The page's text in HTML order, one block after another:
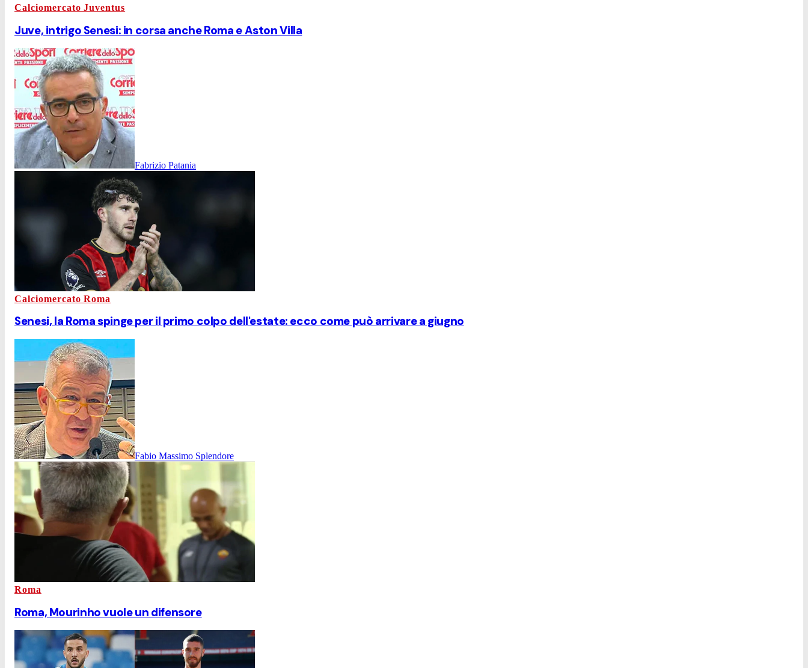
Calciomercato Juventus
Juve, intrigo Senesi: in corsa anche Roma e Aston Villa
Fabrizio Patania
Calciomercato Roma
Senesi, la Roma spinge per il primo colpo dell'estate: ecco come può arrivare a giugno
Fabio Massimo Splendore
Roma
Roma, Mourinho vuole un difensore